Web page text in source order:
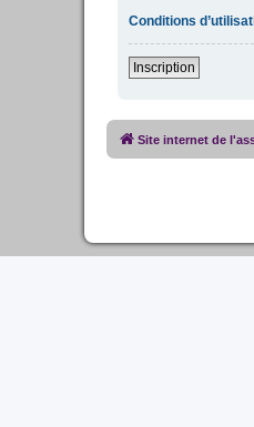
Conditions
Inscription
Site internet de